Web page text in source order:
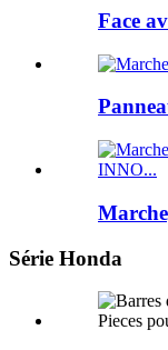
Face
Série Honda